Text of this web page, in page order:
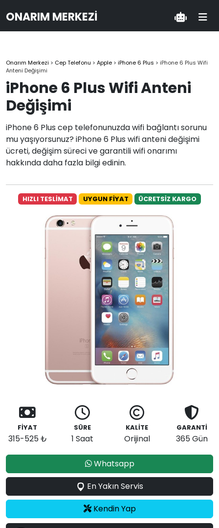
ONARIM MERKEZI
Onarım Merkezi > Cep Telefonu > Apple > iPhone 6 Plus > iPhone 6 Plus Wifi
Anteni Değişimi
iPhone 6 Plus Wifi Anteni
Değişimi
iPhone 6 Plus cep telefonunuzda wifi bağlantı sorunu
mu yaşıyorsunuz? iPhone 6 Plus wifi anteni değişimi
ücreti, değişim süreci ve garantili wifi onarımı
hakkında daha fazla bilgi edinin.
HIZLI TESLİMAT UYGUN FİYAT ÜCRETSİZ KARGO
FİYAT
315-525 ₺
SÜRE
1 Saat
KALİTE
Orijinal
GARANTİ
365 Gün
Whatsapp
En Yakın Servis
Kendin Yap